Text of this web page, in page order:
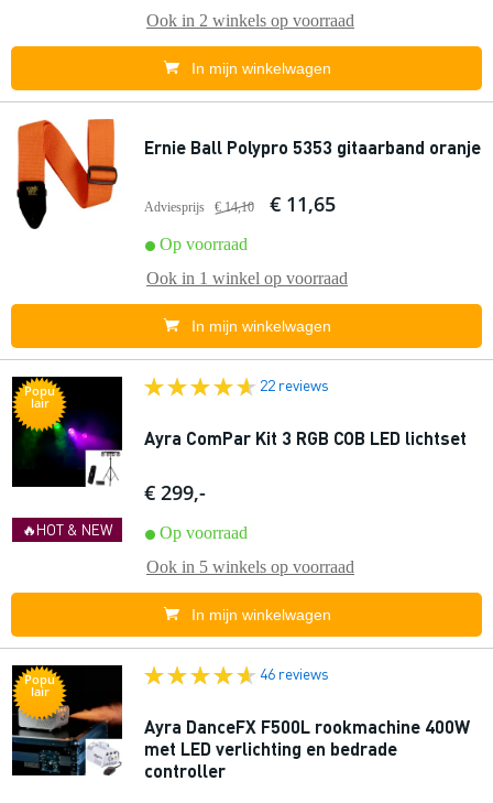
Ook in 2 winkels op voorraad
In mijn winkelwagen
Ernie Ball Polypro 5353 gitaarband oranje
Adviesprijs € 14,10 € 11,65
Op voorraad
Ook in 1 winkel op voorraad
In mijn winkelwagen
Popu
lair
🔥HOT & NEW
22 reviews
Ayra ComPar Kit 3 RGB COB LED lichtset
€ 299,-
Op voorraad
Ook in 5 winkels op voorraad
In mijn winkelwagen
Popu
lair
46 reviews
Ayra DanceFX F500L rookmachine 400W
met LED verlichting en bedrade
controller